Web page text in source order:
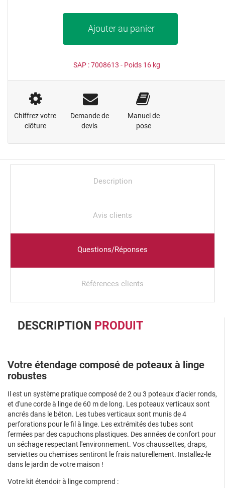
Ajouter au panier
SAP :7008613 - Poids 16kg
Chiffrez votre
clôture
Demande de
devis
Manuel de
pose
Description
Avis clients
Questions/Réponses
Références clients
DESCRIPTION PRODUIT
Votre étendage composé de poteaux à linge
robustes
Il est un système pratique composé de 2 ou 3 poteaux d’acier ronds,
et d'une corde à linge de 60 m de long. Les poteaux verticaux sont
ancrés dans le béton. Les tubes verticaux sont munis de 4
perforations pour le fil à linge. Les extrémités des tubes sont
fermées par des capuchons plastiques. Des années de confort pour
un séchage respectant l'environnement. Vos chaussettes, draps,
serviettes ou chemises sentiront le frais naturellement. Installez-le
dans le jardin de votre maison !
Votre kit étendoir à linge comprend :